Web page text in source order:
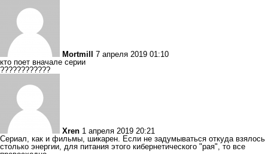
Mortmill
7 апреля 2019 01:10
кто поет вначале серии
????????????
Xren 1 апреля 2019 20:21
Сериал, как и фильмы, шикарен. Если не задумываться откуда взялось
столько энергии, для питания этого кибернетического "рая", то все